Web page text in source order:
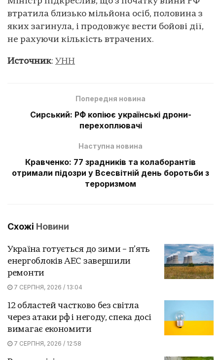
втратила близько мільйона осіб, половина з
яких загинула, і продовжує вести бойові дії,
не рахуючи кількість втрачених.
Источник: УНН
Попередня новина
Сирський: РФ копіює українські дрони-
перехоплювачі
Наступна новина
Кравченко: 77 зрадників та колаборантів
отримали підозри у Всесвітній день боротьби з
тероризмом
Схожі Новини
Україна готується до зими – п’ять
енергоблоків АЕС завершили
ремонти
7 СЕРПНЯ, 2026 / 13:04
12 областей частково без світла
через атаки рф і негоду, спека досі
вимагає економити
7 СЕРПНЯ, 2026 / 12:58